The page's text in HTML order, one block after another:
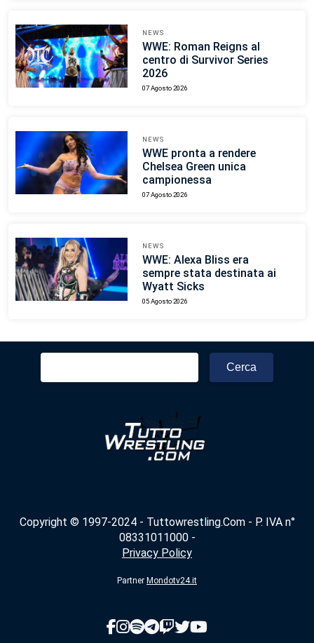
NEWS
WWE: Roman Reigns al
centro di Survivor Series
2026
07 Agosto 2026
NEWS
WWE pronta a rendere
Chelsea Green unica
campionessa
07 Agosto 2026
NEWS
WWE: Alexa Bliss era
sempre stata destinata ai
Wyatt Sicks
05 Agosto 2026
Ricerca
Copyright © 1997-2024 - Tuttowrestling.Com - P. IVA n°
08331011000 -
Privacy Policy
Partner Mondotv24.it